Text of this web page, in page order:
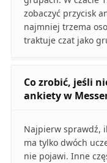
zobaczyć przycisk
najmniej trzema
traktuje czat jako
Co zrobić, jeśli
ankiety w
Najpierw sprawdź,
ma tylko dwóch
nie pojawi. Inne